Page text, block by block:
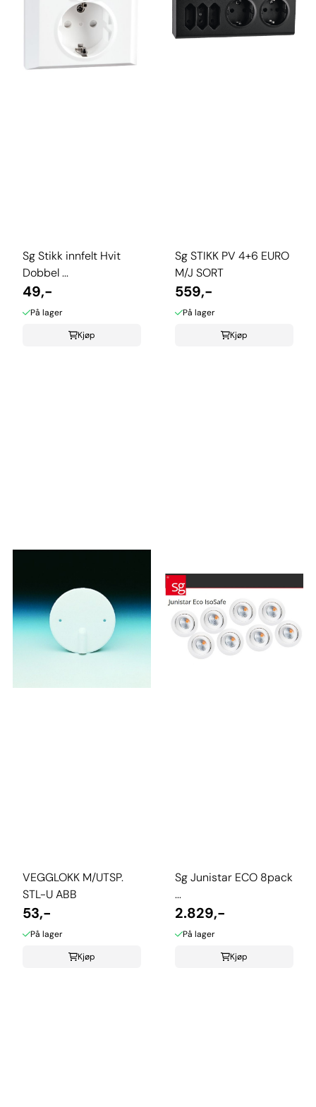
Sg Stikk innfelt Hvit
Dobbel ...
49,-
På lager
Kjøp
Sg STIKK PV 4+6 EURO
M/J SORT
559,-
På lager
Kjøp
VEGGLOKK M/UTSP.
STL-U ABB
53,-
På lager
Kjøp
Sg Junistar ECO 8pack
...
2.829,-
På lager
Kjøp